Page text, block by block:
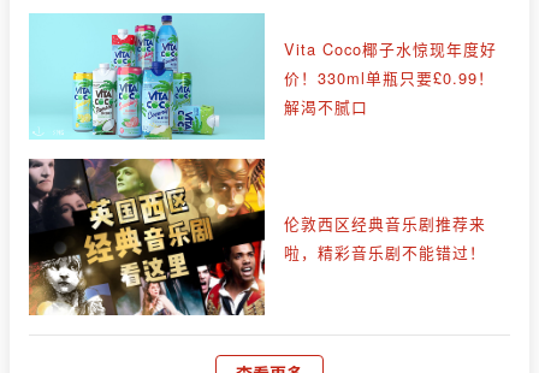
Vita Coco椰子水惊现年度好
价！330ml单瓶只要£0.99！
解渴不腻口
伦敦西区经典音乐剧推荐来
啦，精彩音乐剧不能错过！